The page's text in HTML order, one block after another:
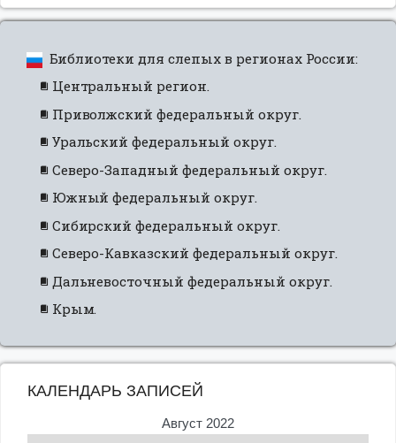
Библиотеки для слепых в регионах России:
Центральный регион.
Приволжский федеральный округ.
Уральский федеральный округ.
Северо-Западный федеральный округ.
Южный федеральный округ.
Сибирский федеральный округ.
Северо-Кавказский федеральный округ.
Дальневосточный федеральный округ.
Крым.
КАЛЕНДАРЬ ЗАПИСЕЙ
Август 2022